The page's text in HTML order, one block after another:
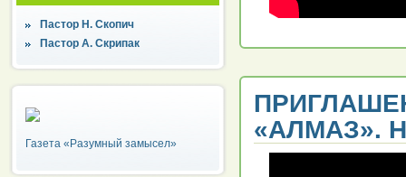
Пастор Н. Скопич
Пастор А. Скрипак
Газета «Разумный замысел»
«АЛМАЗ».